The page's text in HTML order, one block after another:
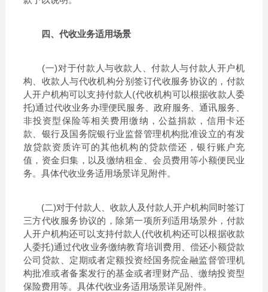
四、代收业务适用场景
(一)对于付款人与收款人、付款人与付款人开户机
构、收款人与代收机构分别签订代收服务协议的，付款
人开户机构可以支持付款人(代收机构可以根据收款人委
托)通过代收业务办理便民服务、政府服务、通讯服务、
非投资型保险等相关费用缴纳，公益捐款，信用卡还
款、银行及国务院银行业监督管理机构批准设立的有发
放贷款资质许可的其他机构的贷款偿还，银行账户充
值，资金归集，以及缴纳租金、会员费用等小额便民业
务。具体代收业务适用场景详见附件。
(二)对于付款人、收款人及付款人开户机构同时签订
三方代收服务协议的，除第一项所列适用场景外，付款
人开户机构还可以支持付款人(代收机构还可以根据收款
人委托)通过代收业务缴纳教育培训费用、偿还小额贷款
公司贷款、定期或者定额投资经国务院金融监督管理机
构批准或者备案发行的基金或者理财产品、缴纳投资型
保险费用等。具体代收业务适用场景详见附件。